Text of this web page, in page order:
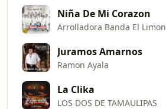
Niña De Mi Corazon
Arrolladora Banda El Limon
Juramos Amarnos
Ramon Ayala
La Clika
LOS DOS DE TAMAULIPAS